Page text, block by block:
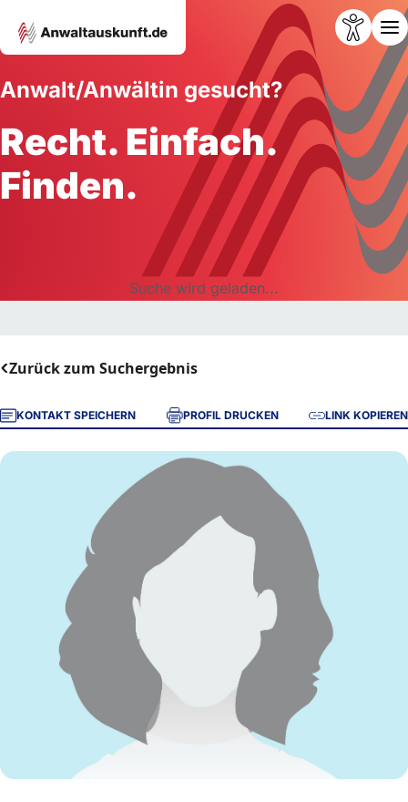
Anwalt/Anwältin gesucht?
Recht. Einfach.
Finden.
Suche wird geladen...
Zurück zum Suchergebnis
KONTAKT SPEICHERN PROFIL DRUCKEN LINK KOPIEREN